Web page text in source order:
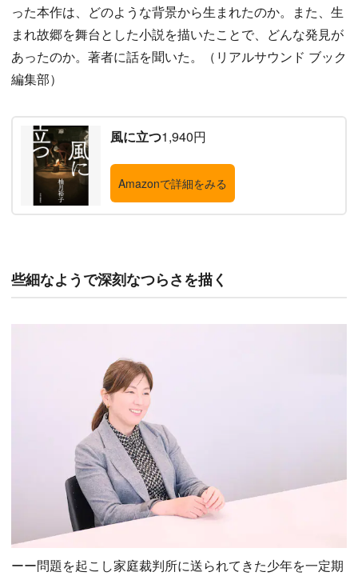
った本作は、どのような背景から生まれたのか。また、生
まれ故郷を舞台とした小説を描いたことで、どんな発見が
あったのか。著者に話を聞いた。（リアルサウンド ブック
編集部）
風に立つ1,940円
Amazonで詳細をみる
些細なようで深刻なつらさを描く
ーー問題を起こし家庭裁判所に送られてきた少年を一定期